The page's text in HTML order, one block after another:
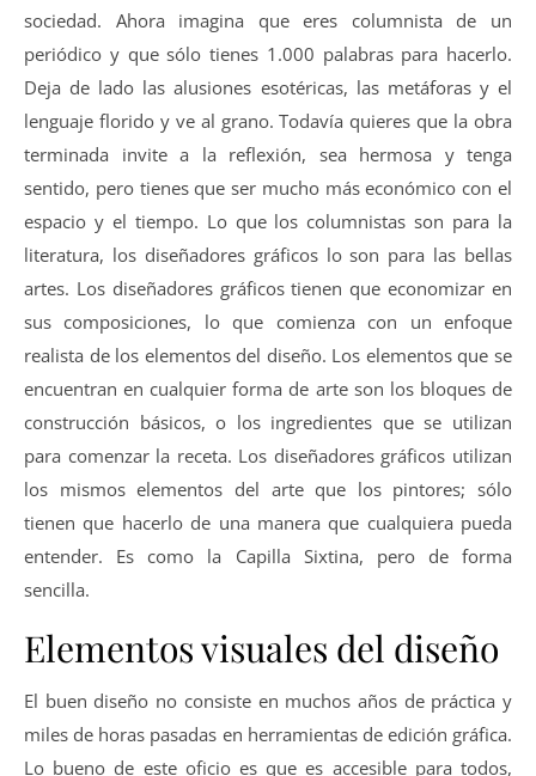
sociedad. Ahora imagina que eres columnista de un
periódico y que sólo tienes 1.000 palabras para hacerlo.
Deja de lado las alusiones esotéricas, las metáforas y el
lenguaje florido y ve al grano. Todavía quieres que la obra
terminada invite a la reflexión, sea hermosa y tenga
sentido, pero tienes que ser mucho más económico con el
espacio y el tiempo. Lo que los columnistas son para la
literatura, los diseñadores gráficos lo son para las bellas
artes. Los diseñadores gráficos tienen que economizar en
sus composiciones, lo que comienza con un enfoque
realista de los elementos del diseño. Los elementos que se
encuentran en cualquier forma de arte son los bloques de
construcción básicos, o los ingredientes que se utilizan
para comenzar la receta. Los diseñadores gráficos utilizan
los mismos elementos del arte que los pintores; sólo
tienen que hacerlo de una manera que cualquiera pueda
entender. Es como la Capilla Sixtina, pero de forma
sencilla.
Elementos visuales del diseño
El buen diseño no consiste en muchos años de práctica y
miles de horas pasadas en herramientas de edición gráfica.
Lo bueno de este oficio es que es accesible para todos,